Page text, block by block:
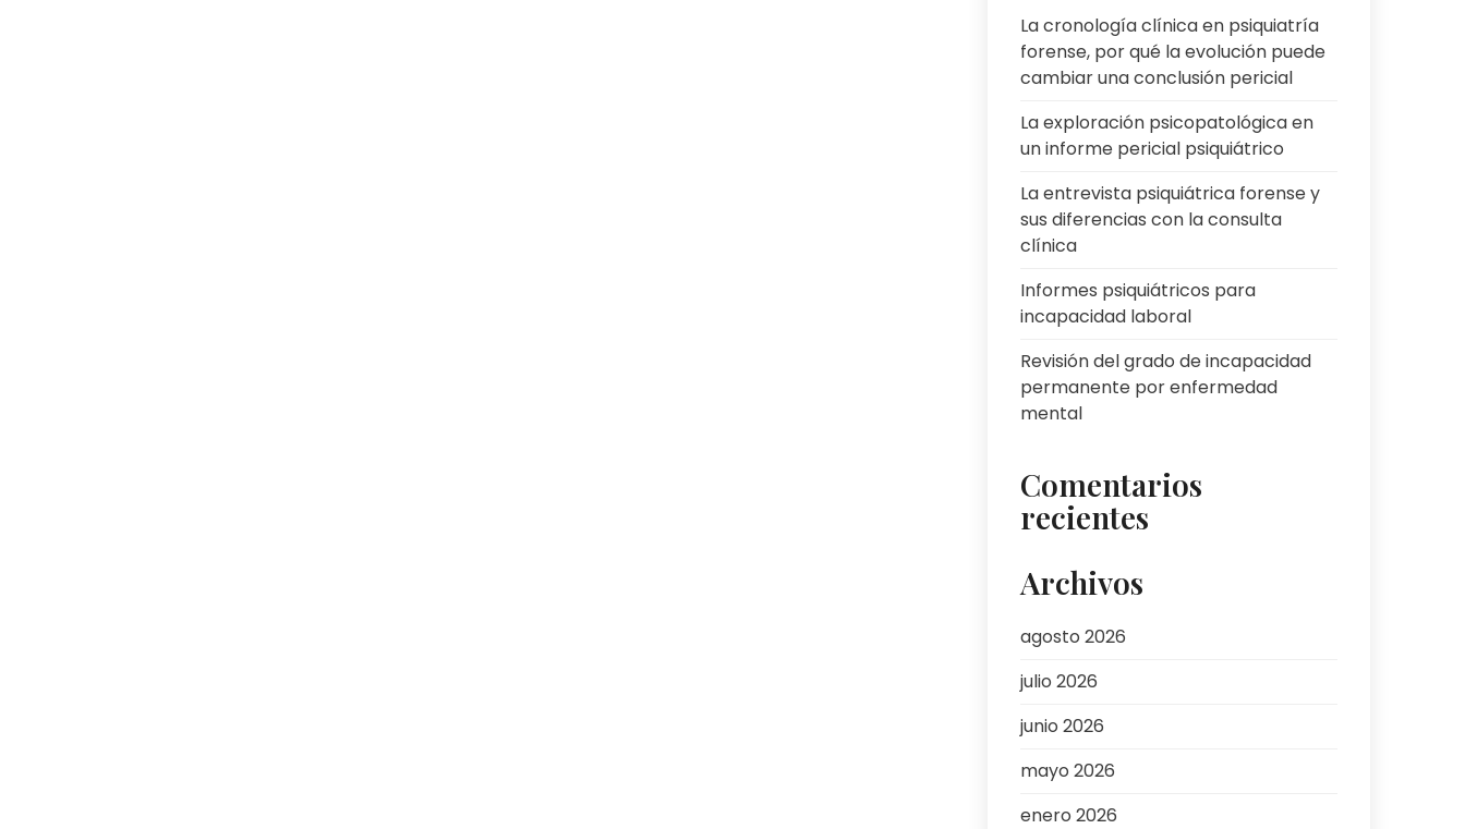
La cronología clínica en psiquiatría
forense, por qué la evolución puede
cambiar una conclusión pericial
La exploración psicopatológica en
un informe pericial psiquiátrico
La entrevista psiquiátrica forense y
sus diferencias con la consulta
clínica
Informes psiquiátricos para
incapacidad laboral
Revisión del grado de incapacidad
permanente por enfermedad
mental
Comentarios
recientes
Archivos
agosto 2026
julio 2026
junio 2026
mayo 2026
enero 2026